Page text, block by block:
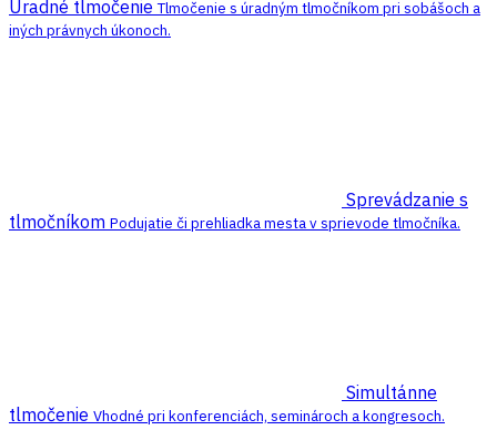
Úradné tlmočenieTlmočenie s úradným tlmočníkom pri sobášoch a
iných právnych úkonoch.
Sprevádzanie s
tlmočníkom Podujatie či prehliadka mesta v sprievode tlmočníka.
Simultánne
tlmočenie Vhodné pri konferenciách, seminároch a kongresoch.